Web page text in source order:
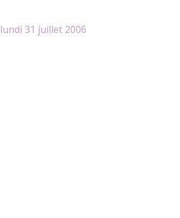
lundi 31 juillet 2006